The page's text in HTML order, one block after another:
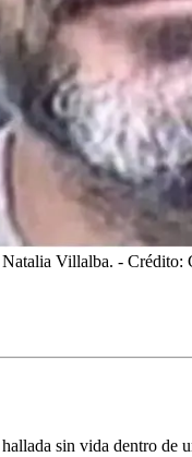
Natalia Villalba. - Crédito:
sin vida dentro de